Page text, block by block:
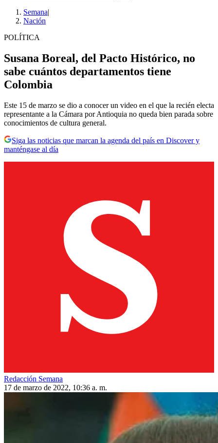
Semana|
Nación
POLÍTICA
Susana Boreal, del Pacto Histórico, no
sabe cuántos departamentos tiene
Colombia
Este 15 de marzo se dio a conocer un video en el que la recién electa
representante a la Cámara por Antioquia no queda bien parada sobre
conocimientos de cultura general.
Siga las noticias que marcan la agenda del país en Discover y
manténgase al día
Redacción Semana
17 de marzo de 2022, 10:36 a. m.